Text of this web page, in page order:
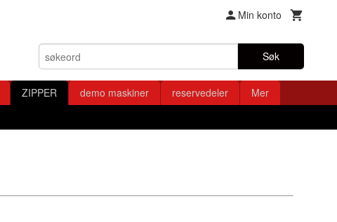
Min konto
Søk
ZIPPER demo maskiner reservedeler Mer